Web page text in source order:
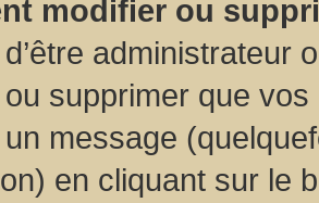
modifier ou
administrateur
supprimer que
message
en cliquant sur le